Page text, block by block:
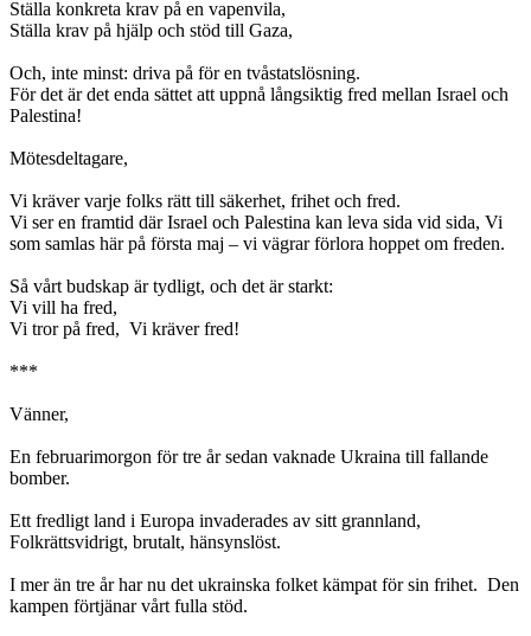
Ställa konkreta krav på en vapenvila,
Ställa krav på hjälp och stöd till Gaza,
Och, inte minst: driva på för en tvåstatslösning.
För det är det enda sättet att uppnå långsiktig fred mellan Israel och
Palestina!
Mötesdeltagare,
Vi kräver varje folks rätt till säkerhet, frihet och fred.
Vi ser en framtid där Israel och Palestina kan leva sida vid sida, Vi
som samlas här på första maj – vi vägrar förlora hoppet om freden.
Så vårt budskap är tydligt, och det är starkt:
Vi vill ha fred,
Vi tror på fred, Vi kräver fred!
***
Vänner,
En februarimorgon för tre år sedan vaknade Ukraina till fallande
bomber.
Ett fredligt land i Europa invaderades av sitt grannland,
Folkrättsvidrigt, brutalt, hänsynslöst.
I mer än tre år har nu det ukrainska folket kämpat för sin frihet. Den
kampen förtjänar vårt fulla stöd.